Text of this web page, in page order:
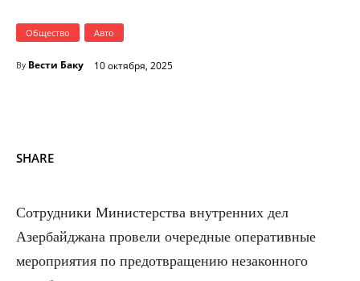
Общество Авто
By Вести Баку 10 октября, 2025
SHARE
Сотрудники Министерства внутренних дел
Азербайджана провели очередные оперативные
мероприятия по предотвращению незаконного